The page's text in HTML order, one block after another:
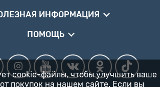
ИНФОРМАЦИЯ
ПОМОЩЬ
cookie-файлы, чтобы улучшить ваше
покупок на нашем сайте. Если вы